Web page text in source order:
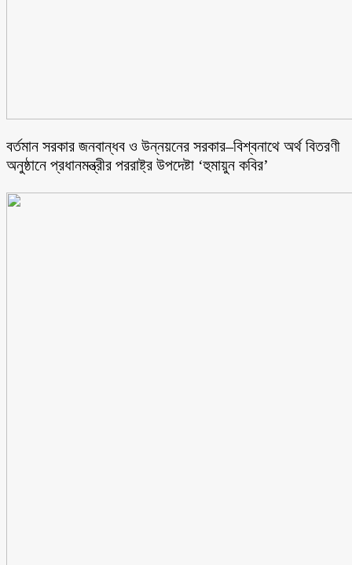
বর্তমান সরকার জনবান্ধব ও উন্নয়নের সরকার–বিশ্বনাথে অর্থ বিতরণী
অনুষ্ঠানে প্রধানমন্ত্রীর পররাষ্ট্র উপদেষ্টা ‘হুমায়ুন কবির’